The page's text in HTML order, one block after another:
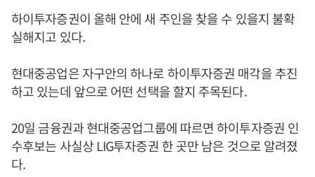
하이투자증권이 올해 안에 새 주인을 찾을 수 있을지 불확
실해지고 있다.
현대중공업은 자구안의 하나로 하이투자증권 매각을 추진
하고 있는데 앞으로 어떤 선택을 할지 주목된다.
20일 금융권과 현대중공업그룹에 따르면 하이투자증권 인
수후보는 사실상 LIG투자증권 한 곳만 남은 것으로 알려졌
다.